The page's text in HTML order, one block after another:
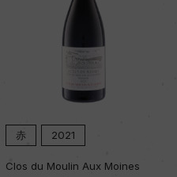
赤 2021
Clos du Moulin Aux Moines